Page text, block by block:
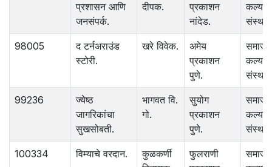
प्रशासन आणि
जनसंपर्क.
दीपक.
प्रकाशन
नांदेड.
कल्याण
संस्था.
98005
द टर्नअराउंड
स्टोरी.
खरे विवेक.
अमेय
प्रकाशन
पुणे.
समाज
कल्याण
संस्था.
99236
ज्येष्ठ
जागरिकांचा
सुखसोबती.
भागवत वि.
गो.
सुयोग
प्रकाशन
पुणे.
समाज
कल्याण
संस्था.
100334 विम्याचे वरदान.
कुळकर्णी
फुलराणी
समाज